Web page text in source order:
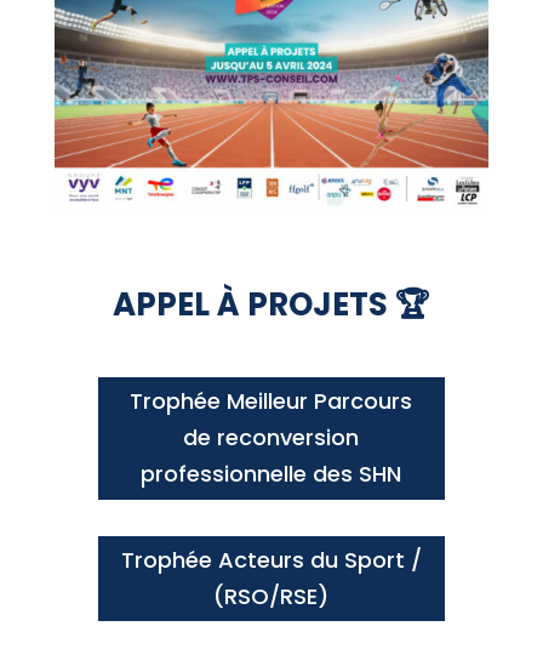
APPEL À PROJETS 🏆
Trophée Meilleur Parcours
de reconversion
professionnelle des SHN
Trophée Acteurs du Sport /
(RSO/RSE)